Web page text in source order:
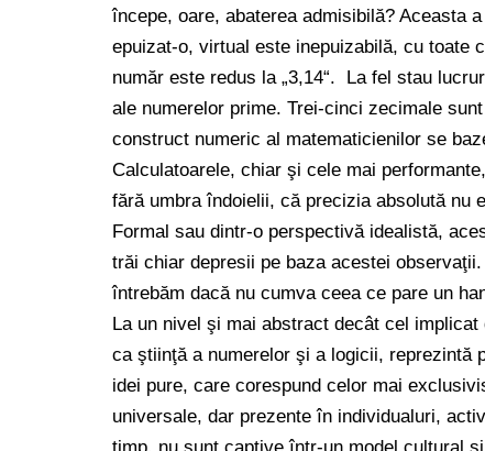
începe, oare, abaterea admisibilă? Aceasta
epuizat-o, virtual este inepuizabilă, cu
număr este redus la „3,14“. La fel stau
ale numerelor prime. Trei-cinci zecimale
construct numeric al matematicienilor se
Calculatoarele, chiar şi cele mai
fără umbra îndoielii, că precizia absolută nu
Formal sau dintr-o perspectivă idealistă,
trăi chiar depresii pe baza acestei
întrebăm dacă nu cumva ceea ce pare un
La un nivel şi mai abstract decât cel
ca ştiinţă a numerelor şi a logicii, reprezintă
idei pure, care corespund celor mai
universale, dar prezente în individualuri,